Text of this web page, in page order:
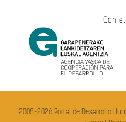
Con
2008-2026 Portal de Desarrollo